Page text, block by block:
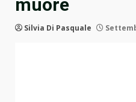
muore
Silvia Di Pasquale